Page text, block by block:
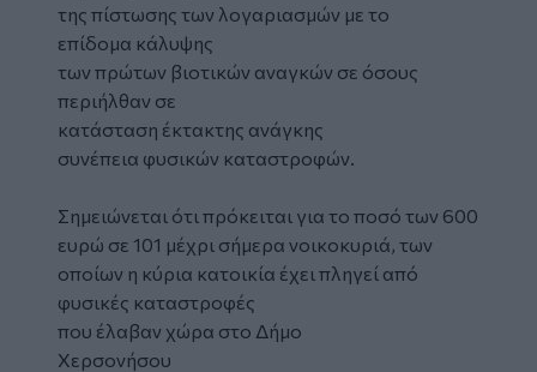
της πίστωσης των λογαριασμών με το
επίδομα κάλυψης
των πρώτων βιοτικών αναγκών σε όσους
περιήλθαν σε
κατάσταση έκτακτης ανάγκης
συνέπεια φυσικών καταστροφών.
Σημειώνεται ότι πρόκειται για το ποσό των 600
ευρώ σε 101 μέχρι σήμερα νοικοκυριά, των
οποίων η κύρια κατοικία έχει πληγεί από
φυσικές καταστροφές
που έλαβαν χώρα στο Δήμο
Χερσονήσου